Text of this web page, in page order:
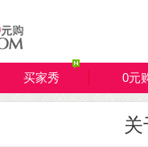
买家秀 0元